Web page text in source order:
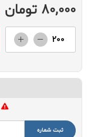
80,000 تومان
ثبت شماره